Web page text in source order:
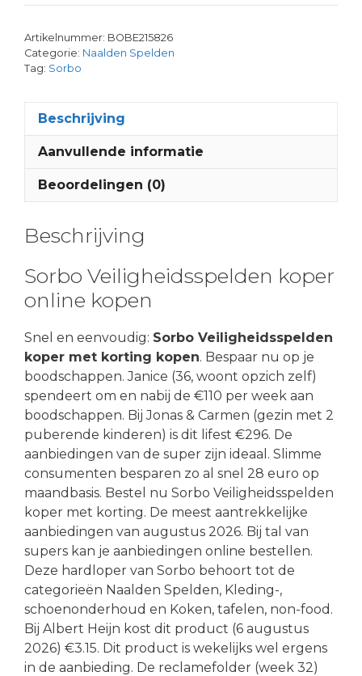
Artikelnummer: BOBE215826
Categorie: Naalden Spelden
Tag: Sorbo
Beschrijving
Aanvullende informatie
Beoordelingen (0)
Beschrijving
Sorbo Veiligheidsspelden koper
online kopen
Snel en eenvoudig: Sorbo Veiligheidsspelden
koper met korting kopen. Bespaar nu op je
boodschappen. Janice (36, woont opzich zelf)
spendeert om en nabij de €110 per week aan
boodschappen. Bij Jonas & Carmen (gezin met 2
puberende kinderen) is dit lifest €296. De
aanbiedingen van de super zijn ideaal. Slimme
consumenten besparen zo al snel 28 euro op
maandbasis. Bestel nu Sorbo Veiligheidsspelden
koper met korting. De meest aantrekkelijke
aanbiedingen van augustus 2026. Bij tal van
supers kan je aanbiedingen online bestellen.
Deze hardloper van Sorbo behoort tot de
categorieën Naalden Spelden, Kleding-,
schoenonderhoud en Koken, tafelen, non-food.
Bij Albert Heijn kost dit product (6 augustus
2026) €3.15. Dit product is wekelijks wel ergens
in de aanbieding. De reclamefolder (week 32)